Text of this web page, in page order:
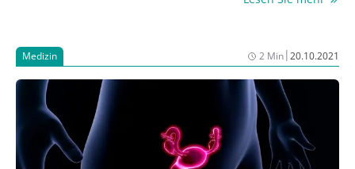
der Schlüssel für die Therapie. Dies machten Prof. Dr.
Nobuyuki Takakura, Suita/Japan, und Prof. Dr.
Frederico Cappuzzo, Rom/Italien bei einem
Symposium im Rahmen des diesjährigen ESMO
deutlich. Sie diskutierten über die gezielte Therapie
beim mNSCLC mit EGFR-Mutation und stellten dabei
auch aktuelle Daten einer Post-hoc-Analyse der RELAY
Studie (1) vor, in der die Kombinationstherapie des
Medizin 2 Min|20.10.2021